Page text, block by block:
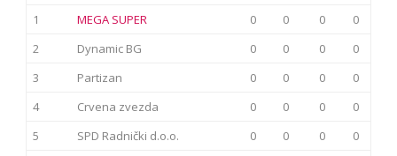
1
MEGA SUPER 0 0 0
0
2
Dynamic BG 0 0 0
0
3
Partizan 0 0 0
0
4
Crvena zvezda 0 0 0
0
5
SPD Radnički d.o.o. 0 0 0
0